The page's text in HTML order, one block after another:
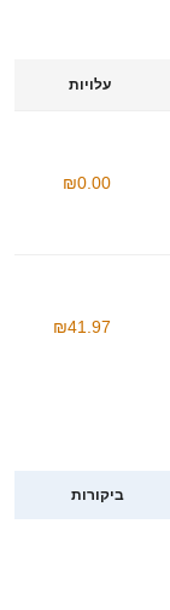
עלויות
₪0.00
₪41.97
ביקורות